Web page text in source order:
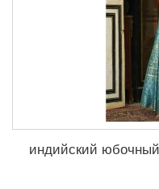
индийский